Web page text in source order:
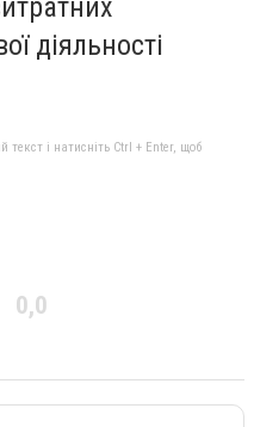
діяльності
текст і натисніть Ctrl + Enter, щоб
0,0